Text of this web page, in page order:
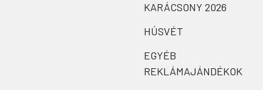
KARÁCSONY 2026
HÚSVÉT
EGYÉB
REKLÁMAJÁNDÉKOK